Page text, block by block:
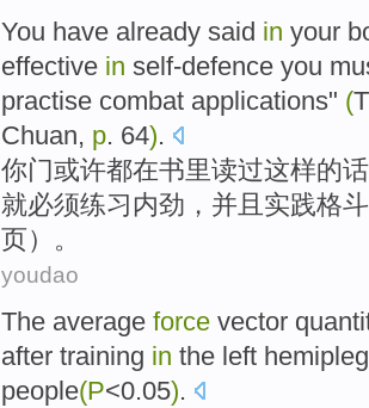
You have already said in your
effective in self-defence you
practise combat applications" (
Chuan, p. 64).
你门或许都在书里读过这样的话
就必须练习 内劲 ， 并且 实践格斗
页）。
youdao
The average force vector
after training in the left
people(P<0.05).